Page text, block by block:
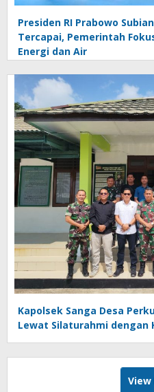
Presiden RI Prabowo
Tercapai, Pemerintah
Energi dan Air
Kapolsek Sanga Desa
Lewat Silaturahmi dengan
View